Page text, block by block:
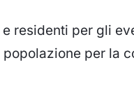
e residenti per gli
per la